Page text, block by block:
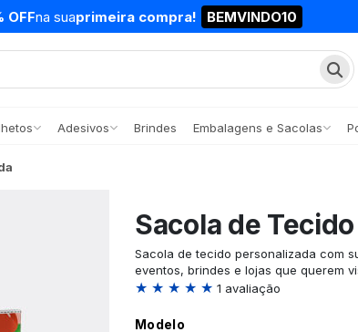
OFFna suaprimeira compra! BEMVINDO10
Adesivos Brindes Embalagens e Sacolas
Sacola de
Sacola de tecido personalizada com
eventos, brindes e lojas que querem
★ ★ ★ ★ ★ 1 avaliação
Modelo